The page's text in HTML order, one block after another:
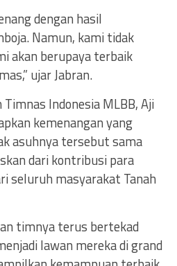
dengan hasil
Namun, kami tidak
akan berupaya terbaik
ujar Jabran.
Indonesia MLBB, Aji
kemenangan yang
asuhnya tersebut sama
dari kontribusi para
seluruh masyarakat Tanah
timnya terus bertekad
lawan mereka di grand